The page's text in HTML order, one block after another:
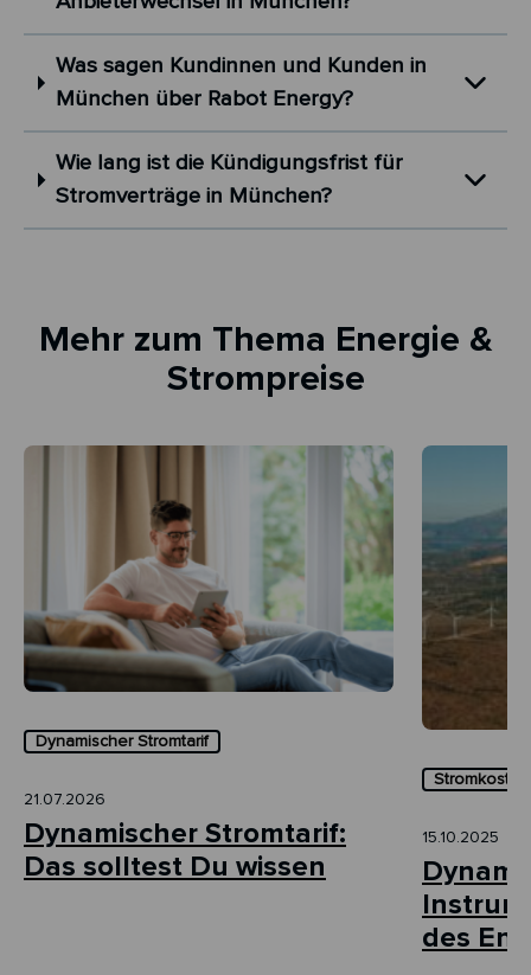
Was sagen Kundinnen und Kunden in
München über Rabot Energy?
Wie lang ist die Kündigungsfrist für
Stromverträge in München?
Mehr zum Thema Energie &
Strompreise
Dynamischer Stromtarif
21.07.2026
Dynamischer Stromtarif:
Das solltest Du wissen
15.10.2025
des